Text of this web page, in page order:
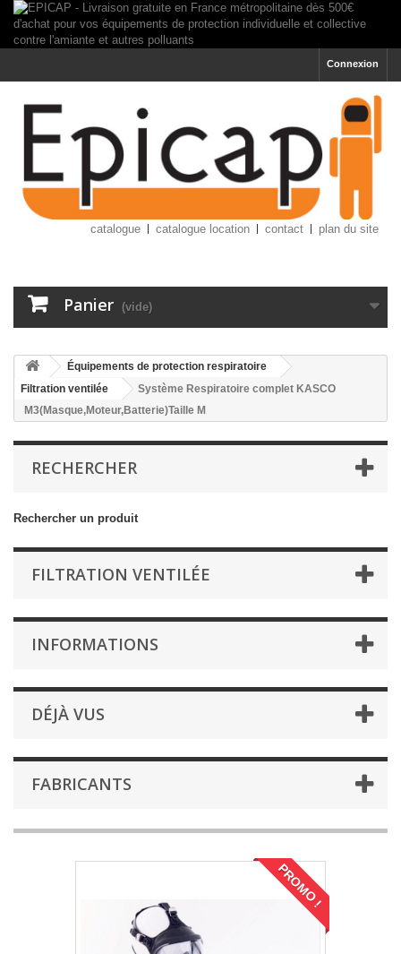
Connexion
catalogue catalogue location contact plan du site
Panier (vide)
Équipements de protection respiratoire
Filtration ventilée
Système Respiratoire complet KASCO
M3(Masque,Moteur,Batterie)Taille M
RECHERCHER
Rechercher un produit
FILTRATION VENTILÉE
INFORMATIONS
DÉJÀ VUS
FABRICANTS
PROMO !